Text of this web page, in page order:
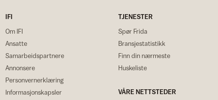
IFI
Om IFI
Ansatte
Samarbeidspartnere
Annonsere
Personvernerklæring
Informasjonskapsler
TJENESTER
Spør Frida
Bransjestatistikk
Finn din nærmeste
Huskeliste
VÅRE NETTSTEDER